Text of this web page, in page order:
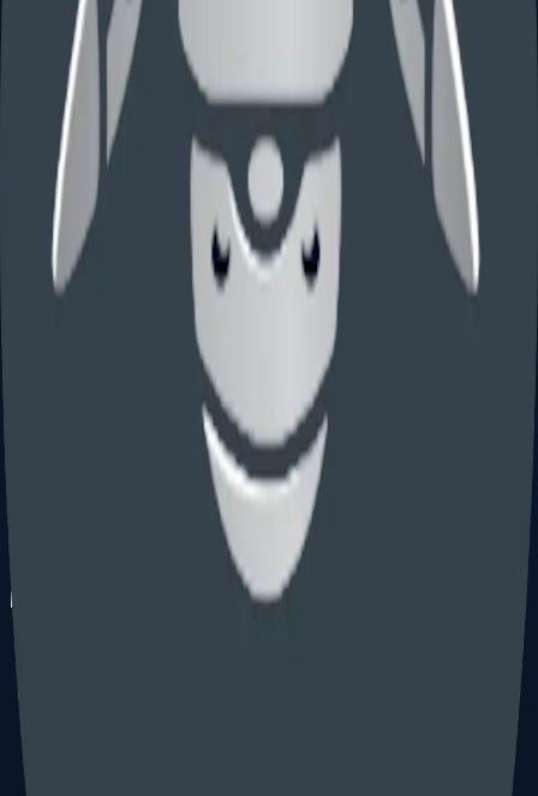
Literary Works / Software / Music
$200
$65
Group — Unpublished Works (up to
$200
$85
Group — Photographs (up to 750)
$55
Expedited / Special
Handling
Additional official fee
+$800
Office Action Response
—
U.S. CBP IPR Recordation (Customs
Border Protection)
$190
Yomics
Agente de patentes registrado ante la USPTO y
abogados de marcas licenciados en Connecticut y
Nueva York para innovadores globales. Honorarios fijos
y transparentes para patentes, marcas y copyright.
101 Nicoll Street, New Haven, CT 06511
service@omicsengineering.com
Clientes en más de 40 países
Patentes